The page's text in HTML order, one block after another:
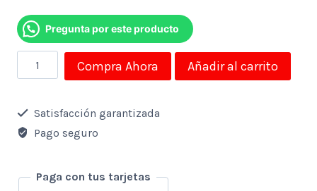
Pregunta por este producto
Notebook
Hp
Pavilion
Amd
4500u
Compra Ahora Añadir al carrito
Satisfacción garantizada
Pago seguro
Paga con tus tarjetas